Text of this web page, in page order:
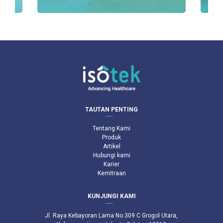
TAUTAN PENTING
Tentang Kami
Produk
Artikel
Hubungi kami
Karier
Kemitraan
KUNJUNGI KAMI
Jl. Raya Kebayoran Lama No.309 C Grogol Utara,